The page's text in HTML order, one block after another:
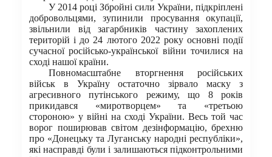
У 2014 році Збройні сили України, підкріплені
добровольцями, зупинили просування окупації,
звільнили від загарбників частину захоплених
територій і до 24 лютого 2022 року основні події
сучасної російсько-української війни точилися на
сході нашої країни.
Повномасштабне вторгнення російських
військ в Україну остаточно зірвало маску з
агресивного путінського режиму, що 8 років
прикидався «миротворцем» та «третьою
стороною» у війні на сході України. Весь той час
ворог поширював світом дезінформацію, брехню
про «Донецьку та Луганську народні республіки»,
які насправді були і залишаються підконтрольними